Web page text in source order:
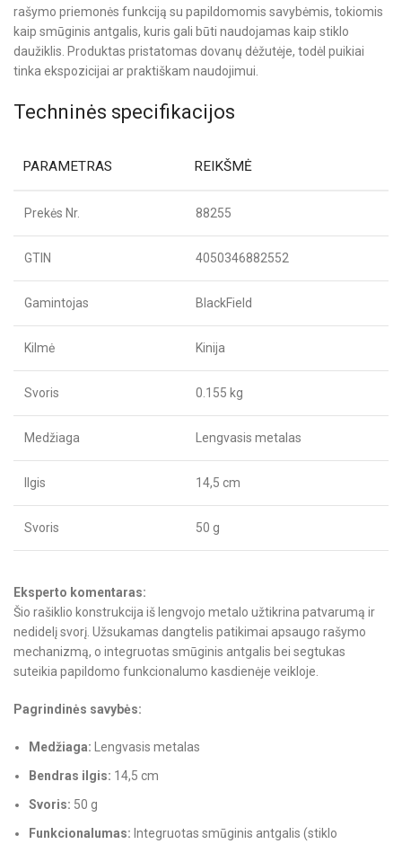
rašymo priemonės funkciją su papildomomis savybėmis, tokiomis
kaip smūginis antgalis, kuris gali būti naudojamas kaip stiklo
daužiklis. Produktas pristatomas dovanų dėžutėje, todėl puikiai
tinka ekspozicijai ar praktiškam naudojimui.
Techninės specifikacijos
PARAMETRAS REIKŠMĖ
Prekės Nr. 88255
GTIN 4050346882552
Gamintojas BlackField
Kilmė Kinija
Svoris 0.155 kg
Medžiaga Lengvasis metalas
Ilgis 14,5 cm
Svoris 50 g
Eksperto komentaras:
Šio rašiklio konstrukcija iš lengvojo metalo užtikrina patvarumą ir
nedidelį svorį. Užsukamas dangtelis patikimai apsaugo rašymo
mechanizmą, o integruotas smūginis antgalis bei segtukas
suteikia papildomo funkcionalumo kasdienėje veikloje.
Pagrindinės savybės:
Medžiaga: Lengvasis metalas
Bendras ilgis: 14,5 cm
Svoris: 50 g
Funkcionalumas: Integruotas smūginis antgalis (stiklo